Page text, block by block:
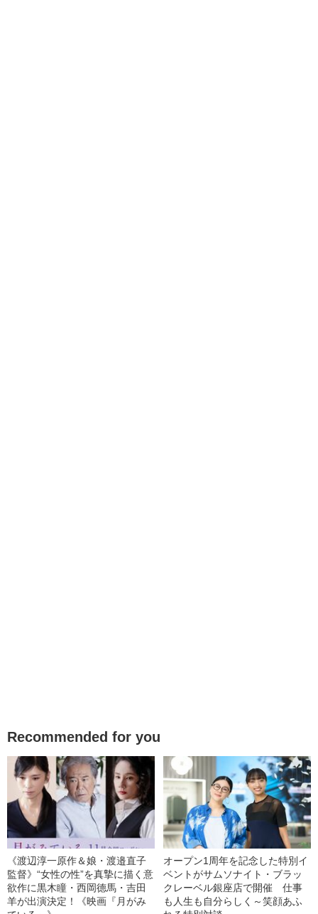
Recommended for you
《渡辺淳一原作＆娘・渡邉直子
監督》“女性の性”を真摯に描く意
欲作に黒木瞳・西岡德馬・吉田
羊が出演決定！《映画『月がみ
オープン1周年を記念した特別イ
ベントがサムソナイト・ブラッ
クレーベル銀座店で開催 仕事
も人生も自分らしく～笑顔あふ